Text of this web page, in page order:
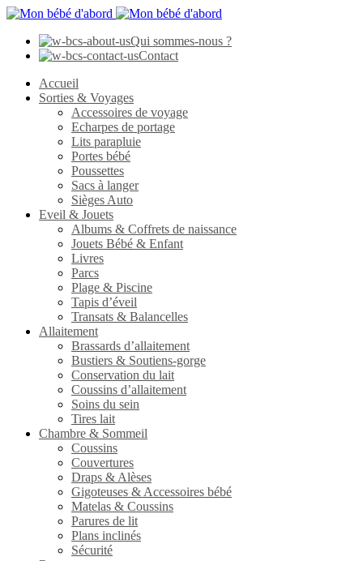
Qui sommes-nous ?
Contact
Accueil
Sorties & Voyages
Accessoires de voyage
Echarpes de portage
Lits parapluie
Portes bébé
Poussettes
Sacs à langer
Sièges Auto
Eveil & Jouets
Albums & Coffrets de naissance
Jouets Bébé & Enfant
Livres
Parcs
Plage & Piscine
Tapis d’éveil
Transats & Balancelles
Allaitement
Brassards d’allaitement
Bustiers & Soutiens-gorge
Conservation du lait
Coussins d’allaitement
Soins du sein
Tires lait
Chambre & Sommeil
Coussins
Couvertures
Draps & Alèses
Gigoteuses & Accessoires bébé
Matelas & Coussins
Parures de lit
Plans inclinés
Sécurité